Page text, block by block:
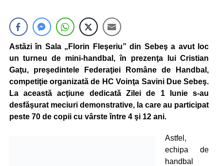
Astăzi în Sala „Florin Fleşeriu” din Sebeş a avut loc
un turneu de mini-handbal, în prezenţa lui Cristian
Gaţu, preşedintele Federaţiei Române de Handbal,
competiţie organizată de HC Voinţa Savini Due Sebeş.
La această acţiune dedicată Zilei de 1 Iunie s-au
desfăşurat meciuri demonstrative, la care au participat
peste 70 de copii cu vârste între 4 şi 12 ani.
Astfel,
echipa de
handbal